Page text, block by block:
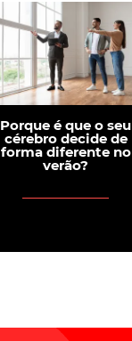
Porque é que o seu
cérebro decide de
forma diferente no
verão?